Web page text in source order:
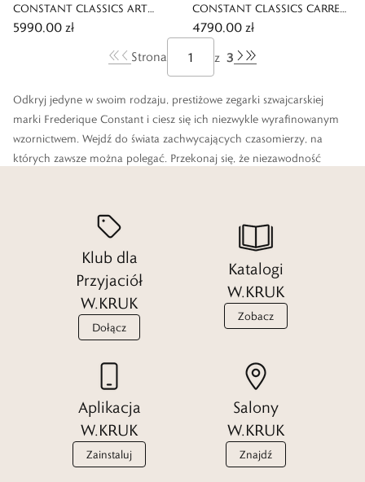
CONSTANT CLASSICS ART
DECO CARREE
5990,00 zł
CONSTANT CLASSICS CARREE
SMALL SECONDS
4790,00 zł
Strona
z 3
Odkryj jedyne w swoim rodzaju, prestiżowe zegarki szwajcarskiej
marki Frederique Constant i ciesz się ich niezwykle wyrafinowanym
wzornictwem. Wejdź do świata zachwycających czasomierzy, na
których zawsze można polegać. Przekonaj się, że niezawodność
zegarek, który zachwyci Cię swoim unikatowym wzornictwem.
Klub dla
Przyjaciół
W.KRUK
Dołącz
Katalogi
W.KRUK
Zobacz
Aplikacja
W.KRUK
Zainstaluj
Salony
W.KRUK
Znajdź